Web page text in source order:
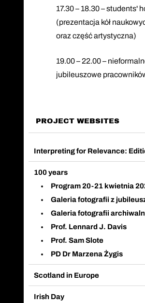
17.30 – 18.30 – students'
(prezentacja kół
oraz część artystyczna)
19.00 – 22.00 –
jubileuszowe
PROJECT WEBSITES
Interpreting for Relevance:
100 years
Program 20-21 kwietnia
Galeria fotografii z
Galeria fotografii
Prof. Lennard J. Davis
Prof. Sam Slote
PD Dr Marzena Żygis
Scotland in Europe
Irish Day